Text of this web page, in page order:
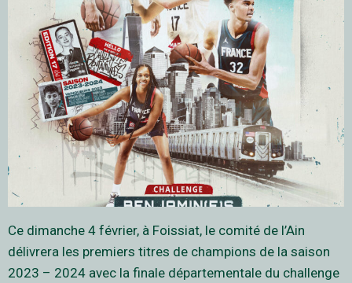
Ce dimanche 4 février, à Foissiat, le comité de l’Ain
délivrera les premiers titres de champions de la saison
2023 – 2024 avec la finale départementale du challenge